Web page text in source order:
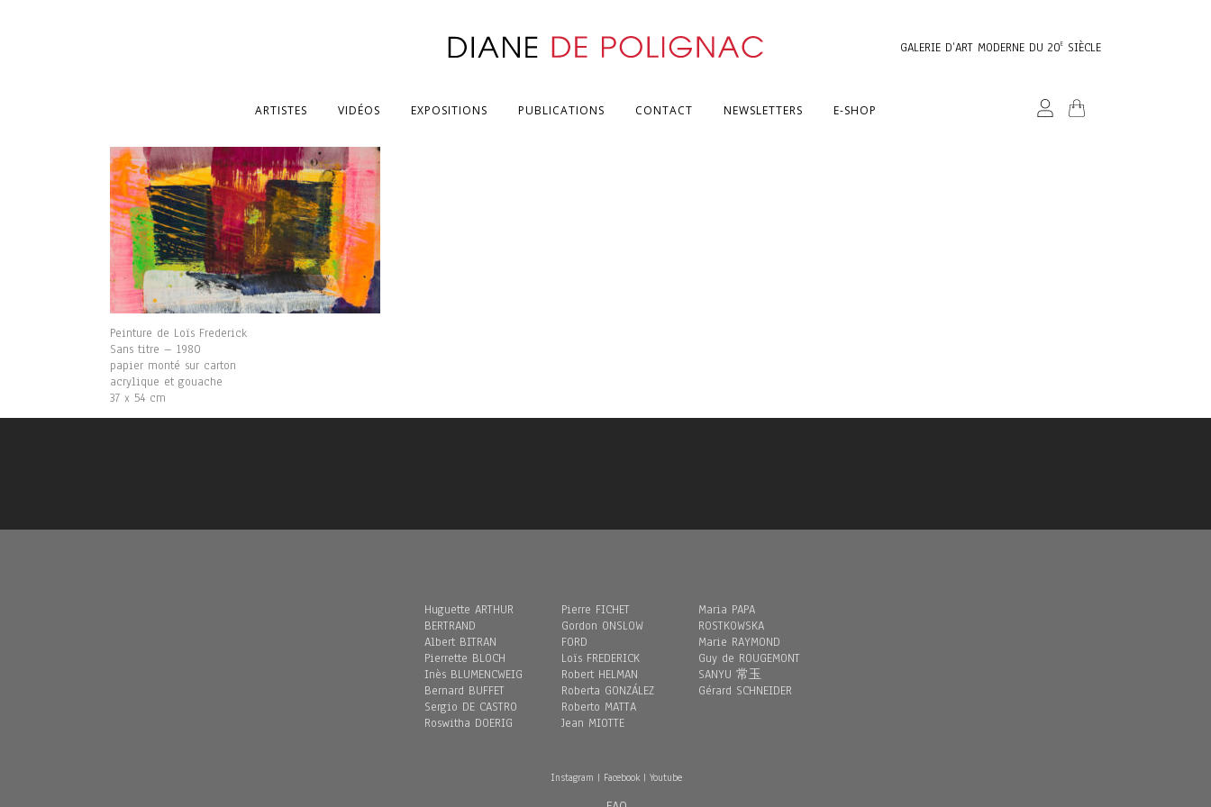
GALERIE D’ART MODERNE DU 20E SIÈCLE
ARTISTES VIDÉOS EXPOSITIONS PUBLICATIONS CONTACT NEWSLETTERS E-SHOP
Peinture de Loïs Frederick
Sans titre – 1980
papier monté sur carton
acrylique et gouache
37 x 54 cm
Huguette ARTHUR
BERTRAND
Albert BITRAN
Pierrette BLOCH
Inès BLUMENCWEIG
Bernard BUFFET
Sergio DE CASTRO
Roswitha DOERIG
Pierre FICHET
Gordon ONSLOW
FORD
Loïs FREDERICK
Robert HELMAN
Roberta GONZÁLEZ
Roberto MATTA
Jean MIOTTE
Maria PAPA
ROSTKOWSKA
Marie RAYMOND
Guy de ROUGEMONT
SANYU 常玉
Gérard SCHNEIDER
Instagram | Facebook|Youtube